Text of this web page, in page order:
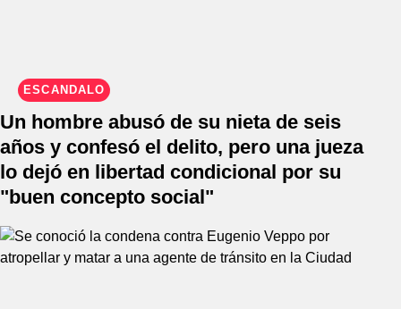
ESCÁNDALO
Un hombre abusó de su nieta de seis
años y confesó el delito, pero una jueza
lo dejó en libertad condicional por su
"buen concepto social"